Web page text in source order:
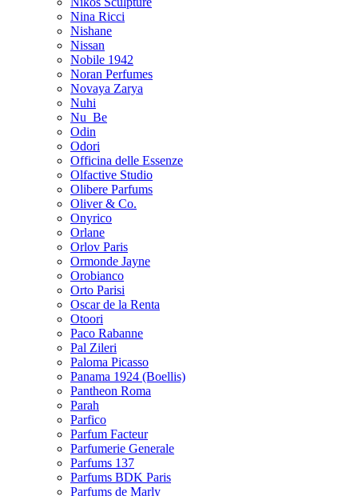
Nina Ricci
Nishane
Nissan
Nobile 1942
Noran Perfumes
Novaya Zarya
Nuhi
Nu_Be
Odin
Odori
Officina delle Essenze
Olfactive Studio
Olibere Parfums
Oliver & Co.
Onyrico
Orlane
Orlov Paris
Ormonde Jayne
Orobianco
Orto Parisi
Oscar de la Renta
Otoori
Paco Rabanne
Pal Zileri
Paloma Picasso
Panama 1924 (Boellis)
Pantheon Roma
Parah
Parfico
Parfum Facteur
Parfumerie Generale
Parfums 137
Parfums BDK Paris
Parfums de Marly